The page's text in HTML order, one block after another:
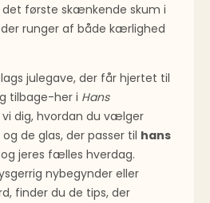
første skænkende skum i
runger af både kærlighed
julegave, der får hjertet til
tilbage-her i Hans
dig, hvordan du vælger
de glas, der passer til hans
jeres fælles hverdag.
nybegynder eller
finder du de tips, der